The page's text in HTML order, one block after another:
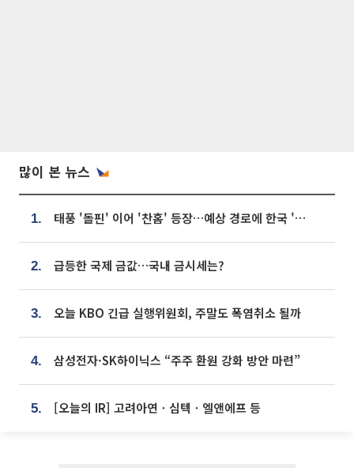
많이 본 뉴스
1. 태풍 '돌핀' 이어 '찬홈' 등장…예상 경로에 한국 '한숨'
2. 급등한 국제 금값…국내 금시세는?
3. 오늘 KBO 긴급 실행위원회, 주말도 폭염취소 될까
4. 삼성전자·SK하이닉스 “주주 환원 강화 방안 마련”
5. [오늘의 IR] 고려아연ㆍ심텍ㆍ엘앤에프 등